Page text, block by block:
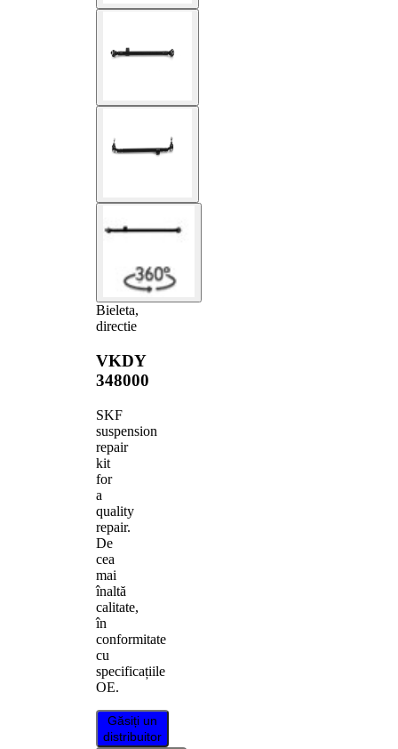
Bieleta,
directie
VKDY
348000
SKF
suspension
repair
kit
for
a
quality
repair.
De
cea
mai
înaltă
calitate,
în
conformitate
cu
specificațiile
OE.
Găsiți un
distribuitor